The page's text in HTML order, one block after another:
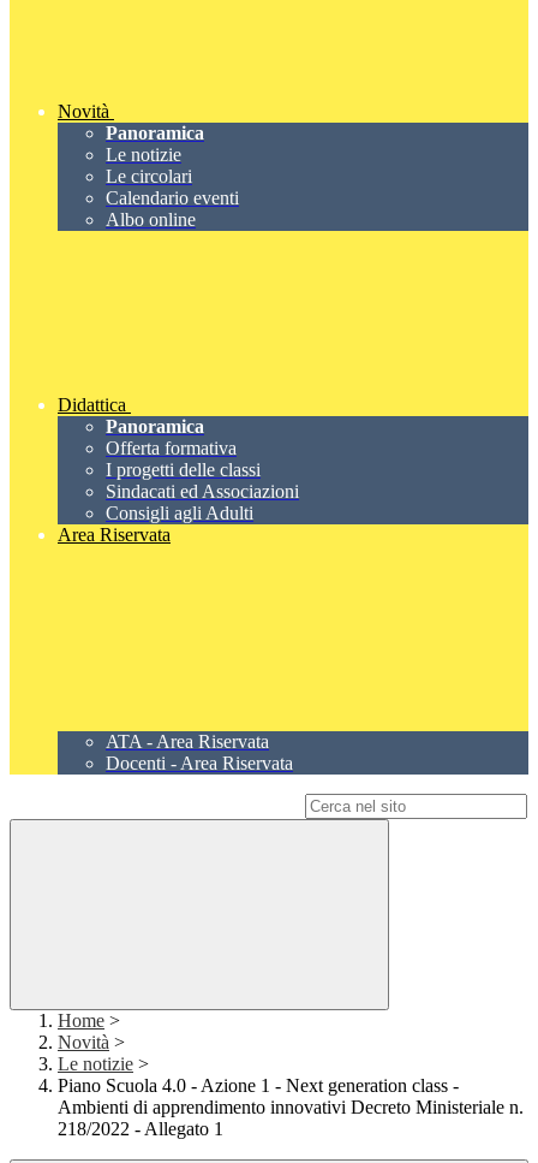
Novità
Panoramica
Le notizie
Le circolari
Calendario eventi
Albo online
Didattica
Panoramica
Offerta formativa
I progetti delle classi
Sindacati ed Associazioni
Consigli agli Adulti
Area Riservata
ATA - Area Riservata
Docenti - Area Riservata
Home >
Novità >
Le notizie >
Piano Scuola 4.0 - Azione 1 - Next generation class -
Ambienti di apprendimento innovativi Decreto Ministeriale n.
218/2022 - Allegato 1